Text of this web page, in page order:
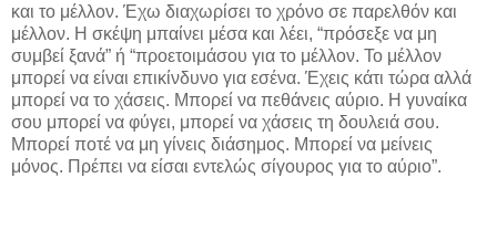
και το μέλλον. Έχω διαχωρίσει το χρόνο σε παρελθόν και
μέλλον. Η σκέψη μπαίνει μέσα και λέει, “πρόσεξε να μη
συμβεί ξανά” ή “προετοιμάσου για το μέλλον. Το μέλλον
μπορεί να είναι επικίνδυνο για εσένα. Έχεις κάτι τώρα αλλά
μπορεί να το χάσεις. Μπορεί να πεθάνεις αύριο. Η γυναίκα
σου μπορεί να φύγει, μπορεί να χάσεις τη δουλειά σου.
Μπορεί ποτέ να μη γίνεις διάσημος. Μπορεί να μείνεις
μόνος. Πρέπει να είσαι εντελώς σίγουρος για το αύριο”.